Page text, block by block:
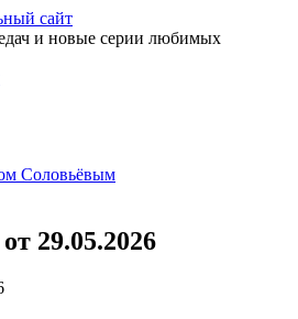
сайт
и новые серии любимых
Соловьёвым
29.05.2026